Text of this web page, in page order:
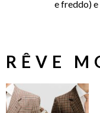
e freddo) e
RÊVE